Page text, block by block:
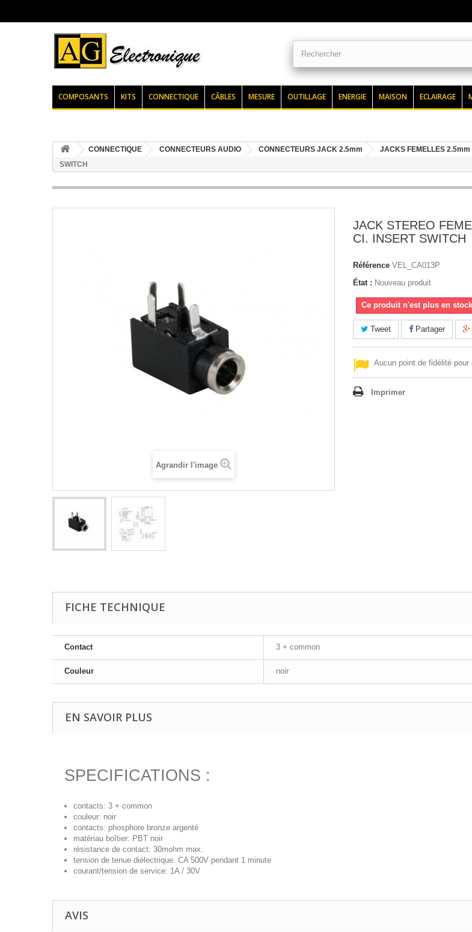
COMPOSANTS KITS CONNECTIQUE CÂBLES MESURE OUTILLAGE ENERGIE MAISON ECLAIRAGE
CONNECTIQUE CONNECTEURS AUDIO CONNECTEURS JACK 2.5mm JACKS FEMELLES 2.5mm
SWITCH
Agrandir l'image
JACK STEREO
CI. INSERT SWITCH
Référence VEL_CA013P
État : Nouveau produit
Ce produit n'est plus en stock
Tweet Partager
Aucun point de fidélité pour
Imprimer
FICHE TECHNIQUE
Contact 3 + common
Couleur noir
EN SAVOIR PLUS
SPECIFICATIONS :
contacts: 3 + common
couleur: noir
contacts: phosphore bronze argenté
matériau boîtier: PBT noir
résistance de contact: 30mohm max.
tension de tenue diélectrique: CA 500V pendant 1 minute
courant/tension de service: 1A / 30V
AVIS